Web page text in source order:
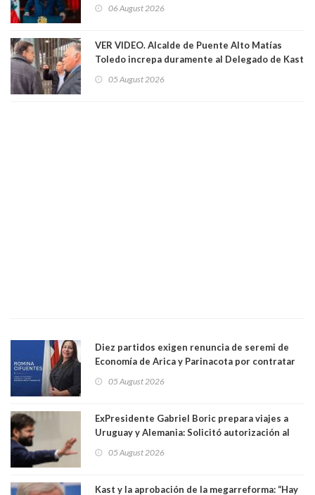
06 August 2026
VER VIDEO. Alcalde de Puente Alto Matías
Toledo increpa duramente al Delegado de Kast
delegado nuevamente arrancando"
05 August 2026
Diez partidos exigen renuncia de seremi de
Economía de Arica y Parinacota por contratar
una militante de RN, detenida con 47 kilos de
05 August 2026
ExPresidente Gabriel Boric prepara viajes a
Uruguay y Alemania: Solicitó autorización al
05 August 2026
Kast y la aprobación de la megarreforma: “Hay